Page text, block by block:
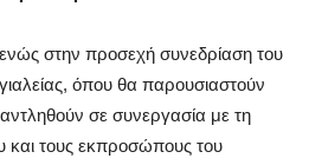
στην προσεχή συνεδρίαση του
όπου θα παρουσιαστούν
σε συνεργασία με τη
και τους εκπροσώπους του